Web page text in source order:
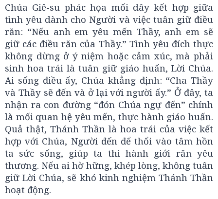
Chúa Giê-su phác họa mối dây kết hợp giữa
tình yêu dành cho Người và việc tuân giữ điều
răn: “Nếu anh em yêu mến Thầy, anh em sẽ
giữ các điều răn của Thầy.” Tình yêu đích thực
không dừng ở ý niệm hoặc cảm xúc, mà phải
sinh hoa trái là tuân giữ giáo huấn, Lời Chúa.
Ai sống điều ấy, Chúa khẳng định: “Cha Thầy
và Thầy sẽ đến và ở lại với người ấy.” Ở đây, ta
nhận ra con đường “đón Chúa ngự đến” chính
là mối quan hệ yêu mến, thực hành giáo huấn.
Quả thật, Thánh Thần là hoa trái của việc kết
hợp với Chúa, Người đến để thổi vào tâm hồn
ta sức sống, giúp ta thi hành giới răn yêu
thương. Nếu ai hờ hững, khép lòng, không tuân
giữ Lời Chúa, sẽ khó kinh nghiệm Thánh Thần
hoạt động.